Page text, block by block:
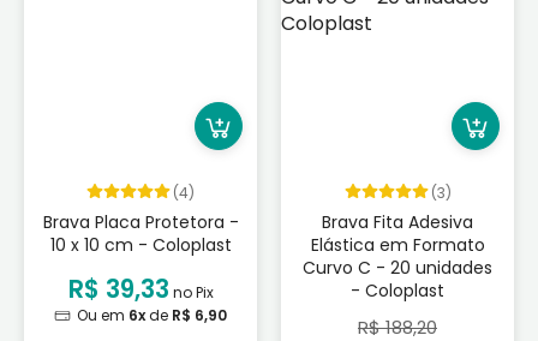
(4)
Brava Placa Protetora -
10 x 10 cm - Coloplast
R$ 39,33 no Pix
Ou em 6xde R$ 6,90
(3)
Brava Fita Adesiva
Elástica em Formato
Curvo C - 20 unidades
- Coloplast
R$ 188,20